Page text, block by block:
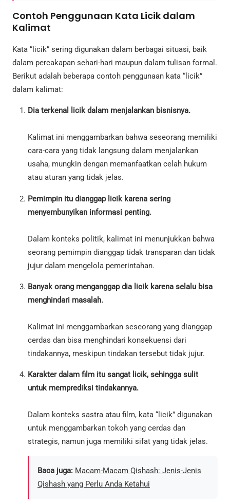
Contoh Penggunaan Kata Licik dalam
Kalimat
Kata “licik” sering digunakan dalam berbagai situasi, baik
dalam percakapan sehari-hari maupun dalam tulisan formal.
Berikut adalah beberapa contoh penggunaan kata “licik”
dalam kalimat:
Dia terkenal licik dalam menjalankan bisnisnya.
Kalimat ini menggambarkan bahwa seseorang memiliki
cara-cara yang tidak langsung dalam menjalankan
usaha, mungkin dengan memanfaatkan celah hukum
atau aturan yang tidak jelas.
Pemimpin itu dianggap licik karena sering
menyembunyikan informasi penting.
Dalam konteks politik, kalimat ini menunjukkan bahwa
seorang pemimpin dianggap tidak transparan dan tidak
jujur dalam mengelola pemerintahan.
Banyak orang menganggap dia licik karena selalu bisa
menghindari masalah.
Kalimat ini menggambarkan seseorang yang dianggap
cerdas dan bisa menghindari konsekuensi dari
tindakannya, meskipun tindakan tersebut tidak jujur.
Karakter dalam film itu sangat licik, sehingga sulit
untuk memprediksi tindakannya.
Dalam konteks sastra atau film, kata “licik” digunakan
untuk menggambarkan tokoh yang cerdas dan
strategis, namun juga memiliki sifat yang tidak jelas.
Baca juga: Macam-Macam Qishash: Jenis-Jenis
Qishash yang Perlu Anda Ketahui